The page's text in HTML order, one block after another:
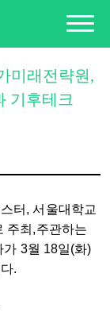
미래전략원,
기후테크
터, 서울대학교
주최,주관하는
3월 18일(화)
.